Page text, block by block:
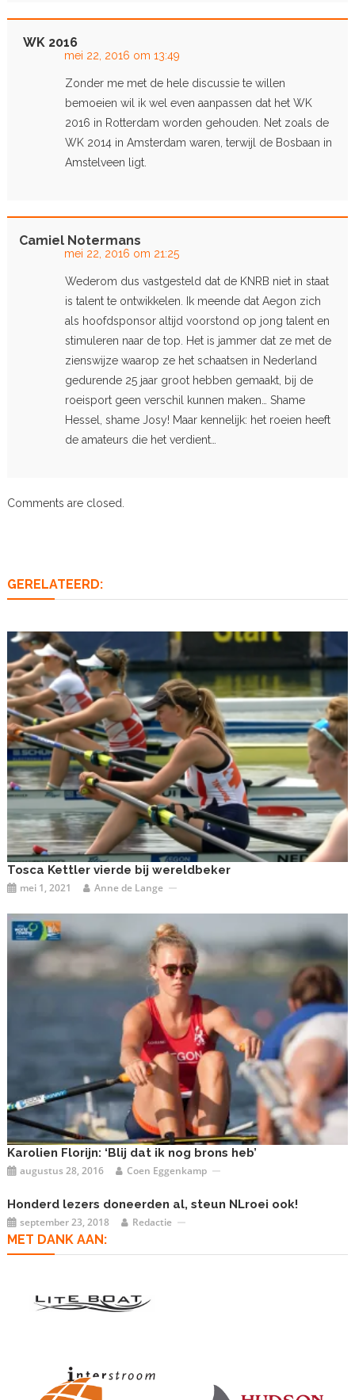
WK 2016
mei 22, 2016 om 13:49
Zonder me met de hele discussie te willen
bemoeien wil ik wel even aanpassen dat het WK
2016 in Rotterdam worden gehouden. Net zoals de
WK 2014 in Amsterdam waren, terwijl de Bosbaan in
Amstelveen ligt.
Camiel Notermans
mei 22, 2016 om 21:25
Wederom dus vastgesteld dat de KNRB niet in staat
is talent te ontwikkelen. Ik meende dat Aegon zich
als hoofdsponsor altijd voorstond op jong talent en
stimuleren naar de top. Het is jammer dat ze met de
zienswijze waarop ze het schaatsen in Nederland
gedurende 25 jaar groot hebben gemaakt, bij de
roeisport geen verschil kunnen maken… Shame
Hessel, shame Josy! Maar kennelijk: het roeien heeft
de amateurs die het verdient…
Comments are closed.
GERELATEERD:
Tosca Kettler vierde bij wereldbeker
mei 1, 2021 Anne de Lange
Karolien Florijn: ‘Blij dat ik nog brons heb’
augustus 28, 2016 Coen Eggenkamp
Honderd lezers doneerden al, steun NLroei ook!
september 23, 2018 Redactie
MET DANK AAN: